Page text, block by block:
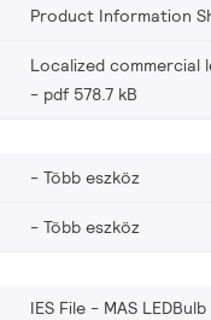
Product Information
Localized commercial
pdf 578.7 kB
Több eszköz
Több eszköz
IES File - MAS